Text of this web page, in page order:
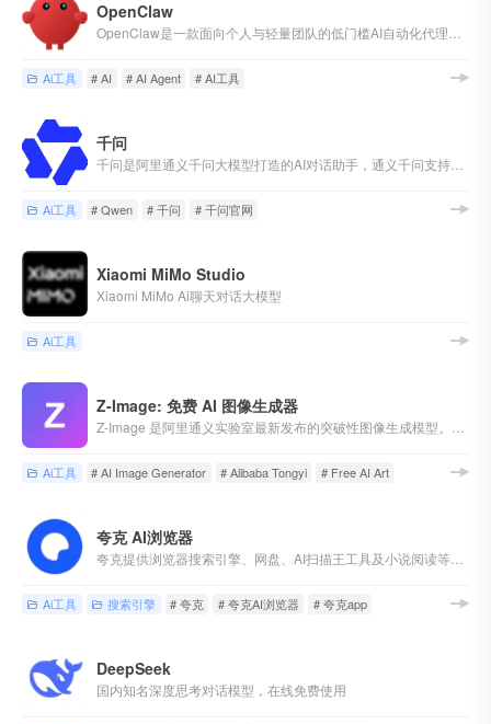
OpenClaw
Ai工具 # AI # AI Agent # AI工具
千问
Ai工具 # Qwen # 千问 # 千问官网
Xiaomi MiMo Studio
Xiaomi MiMo Ai聊天对话大模型
Ai工具
Z-Image: 免费 AI 图像生成器
Ai工具 # AI Image Generator # Alibaba Tongyi # Free AI Art
夸克 AI浏览器
Ai工具 搜索引擎 # 夸克 # 夸克AI浏览器 # 夸克app
DeepSeek
国内知名深度思考对话模型，在线免费使用